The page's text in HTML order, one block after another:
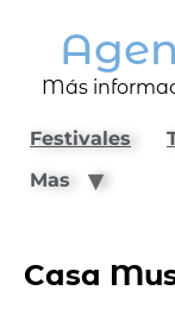
Más
Festivales
Mas
Casa